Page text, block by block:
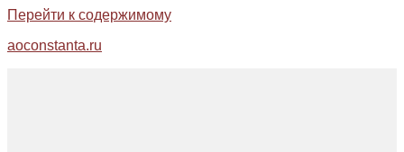
Перейти к содержимому
aoconstanta.ru